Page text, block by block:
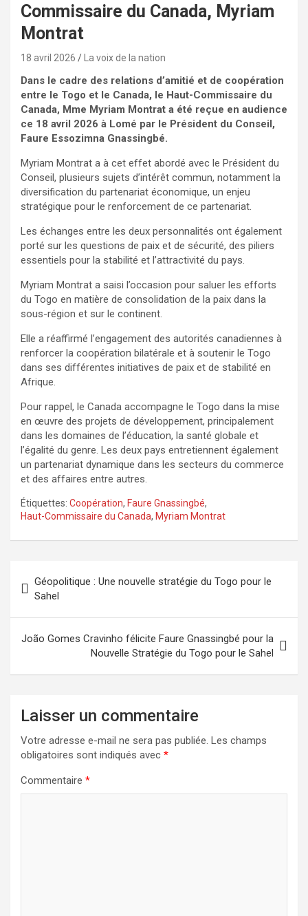
Commissaire du Canada, Myriam
Montrat
18 avril 2026 La voix de la nation
Dans le cadre des relations d’amitié et de coopération
entre le Togo et le Canada, le Haut-Commissaire du
Canada, Mme Myriam Montrat a été reçue en audience
ce 18 avril 2026 à Lomé par le Président du Conseil,
Faure Essozimna Gnassingbé.
Myriam Montrat a à cet effet abordé avec le Président du
Conseil, plusieurs sujets d’intérêt commun, notamment la
diversification du partenariat économique, un enjeu
stratégique pour le renforcement de ce partenariat.
Les échanges entre les deux personnalités ont également
porté sur les questions de paix et de sécurité, des piliers
essentiels pour la stabilité et l’attractivité du pays.
Myriam Montrat a saisi l’occasion pour saluer les efforts
du Togo en matière de consolidation de la paix dans la
sous-région et sur le continent.
Elle a réaffirmé l’engagement des autorités canadiennes à
renforcer la coopération bilatérale et à soutenir le Togo
dans ses différentes initiatives de paix et de stabilité en
Afrique.
Pour rappel, le Canada accompagne le Togo dans la mise
en œuvre des projets de développement, principalement
dans les domaines de l’éducation, la santé globale et
l’égalité du genre. Les deux pays entretiennent également
un partenariat dynamique dans les secteurs du commerce
et des affaires entre autres.
Étiquettes: Coopération, Faure Gnassingbé,
Haut-Commissaire du Canada, Myriam Montrat
de
l’article
Géopolitique : Une nouvelle stratégie du Togo pour le
Sahel
João Gomes Cravinho félicite Faure Gnassingbé pour la
Nouvelle Stratégie du Togo pour le Sahel
Laisser un commentaire
Votre adresse e-mail ne sera pas publiée. Les champs
obligatoires sont indiqués avec *
Commentaire *